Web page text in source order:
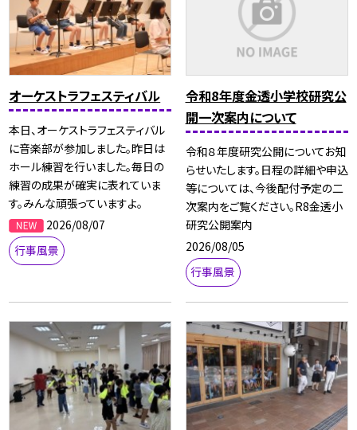
オーケストラフェスティバル
本日、オーケストラフェスティバル
に音楽部が参加しました。昨日は
ホール練習を行いました。毎日の
練習の成果が確実に表れていま
す。みんな頑張っていますよ。
2026/08/07
行事風景
令和8年度金透小学校研究公
開一次案内について
令和８年度研究公開についてお知
らせいたします。日程の詳細や申込
等については、今後配付予定の二
次案内をご覧ください。R8金透小
研究公開案内
2026/08/05
行事風景